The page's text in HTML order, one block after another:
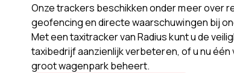
Onze trackers beschikken onder meer over
geofencing en directe waarschuwingen bij
Met een taxitracker van Radius kunt u de
taxibedrijf aanzienlijk verbeteren, of u nu
groot wagenpark beheert.